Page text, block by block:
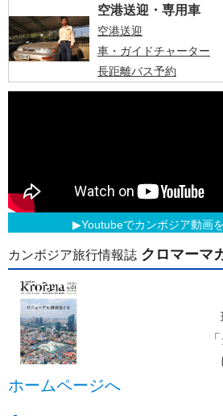
空港送迎・専用車
空港送迎
車・ガイドチャーター
長距離バス予約
▶Youtubeでカンボジア動画
カンボジア旅行情報誌 クロマーマ
ホームページへ